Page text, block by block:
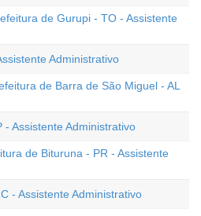
de Gurupi - TO - Assistente
Administrativo
de Barra de São Miguel - AL
- Assistente Administrativo
de Bituruna - PR - Assistente
- Assistente Administrativo